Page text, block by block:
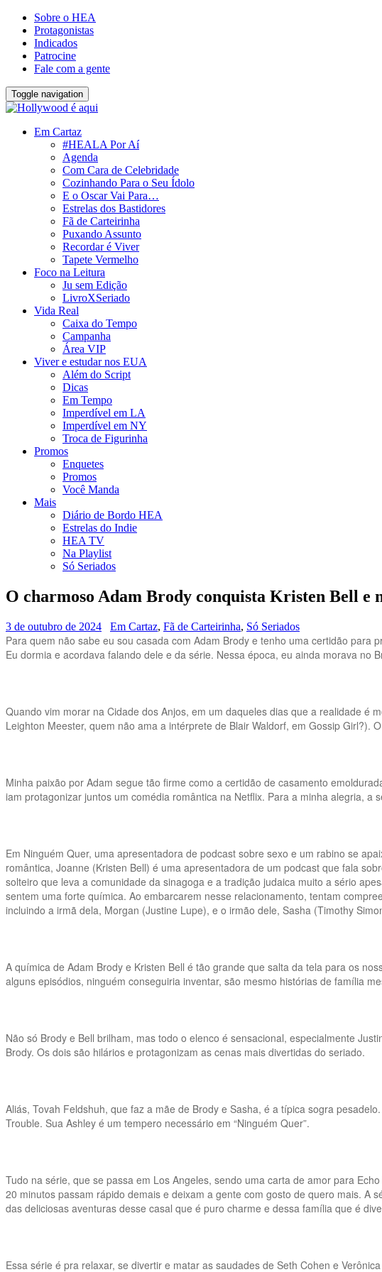
Sobre o HEA
Protagonistas
Indicados
Patrocine
Fale com a gente
Toggle navigation
Em Cartaz
#HEALA Por Aí
Agenda
Com Cara de Celebridade
Cozinhando Para o Seu Ídolo
E o Oscar Vai Para…
Estrelas dos Bastidores
Fã de Carteirinha
Puxando Assunto
Recordar é Viver
Tapete Vermelho
Foco na Leitura
Ju sem Edição
LivroXSeriado
Vida Real
Caixa do Tempo
Campanha
Área VIP
Viver e estudar nos EUA
Além do Script
Dicas
Em Tempo
Imperdível em LA
Imperdível em NY
Troca de Figurinha
Promos
Enquetes
Promos
Você Manda
Mais
Diário de Bordo HEA
Estrelas do Indie
HEA TV
Na Playlist
Só Seriados
O charmoso Adam Brody conquista Kristen Bell e
3 de outubro de 2024 Em Cartaz, Fã de Carteirinha, Só Seriados
Para quem não sabe eu sou casada com Adam Brody e tenho uma certidão
Eu dormia e acordava falando dele e da série. Nessa época, eu ainda morava
Quando vim morar na Cidade dos Anjos, em um daqueles dias que a realidade é
Leighton Meester, quem não ama a intérprete de Blair Waldorf, em Gossip Girl?).
Minha paixão por Adam segue tão firme como a certidão de casamento
iam protagonizar juntos um comédia romântica na Netflix. Para a minha alegria,
Em Ninguém Quer, uma apresentadora de podcast sobre sexo e um rabino se
romântica, Joanne (Kristen Bell) é uma apresentadora de um podcast que fala
solteiro que leva a comunidade da sinagoga e a tradição judaica muito a sério
sentem uma forte química. Ao embarcarem nesse relacionamento, tentam
incluindo a irmã dela, Morgan (Justine Lupe), e o irmão dele, Sasha (Timothy
A química de Adam Brody e Kristen Bell é tão grande que salta da tela para os
alguns episódios, ninguém conseguiria inventar, são mesmo histórias de família
Não só Brody e Bell brilham, mas todo o elenco é sensacional, especialmente
Brody. Os dois são hilários e protagonizam as cenas mais divertidas do seriado.
Aliás, Tovah Feldshuh, que faz a mãe de Brody e Sasha, é a típica sogra
Trouble. Sua Ashley é um tempero necessário em “Ninguém Quer”.
Tudo na série, que se passa em Los Angeles, sendo uma carta de amor para
20 minutos passam rápido demais e deixam a gente com gosto de quero mais. A
das deliciosas aventuras desse casal que é puro charme e dessa família que é
Essa série é pra relaxar, se divertir e matar as saudades de Seth Cohen e